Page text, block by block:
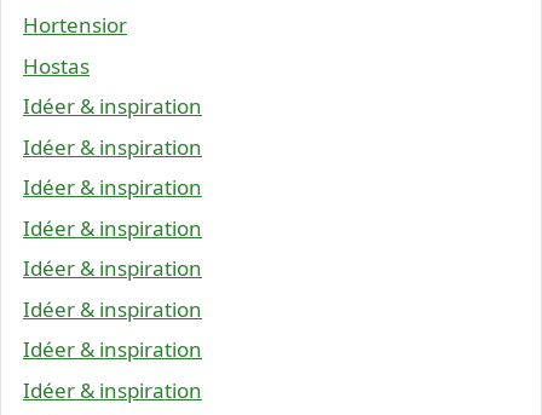
Hortensior
Hostas
Idéer & inspiration
Idéer & inspiration
Idéer & inspiration
Idéer & inspiration
Idéer & inspiration
Idéer & inspiration
Idéer & inspiration
Idéer & inspiration